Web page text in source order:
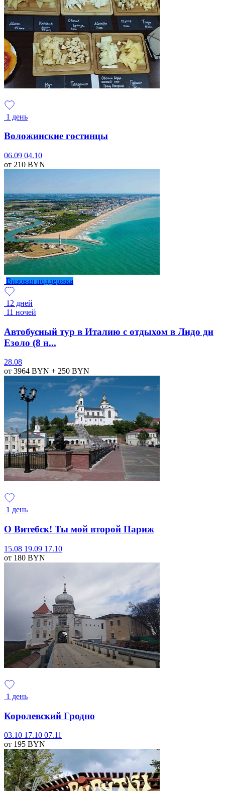
1 день
Воложинские гостинцы
06.09 04.10
от 210 BYN
Визовая поддержка
12 дней
11 ночей
Автобусный тур в Италию с отдыхом в Лидо ди
Езоло (8 н...
28.08
от 3964 BYN + 250 BYN
1 день
О Витебск! Ты мой второй Париж
15.08 19.09 17.10
от 180 BYN
1 день
Королевский Гродно
03.10 17.10 07.11
от 195 BYN